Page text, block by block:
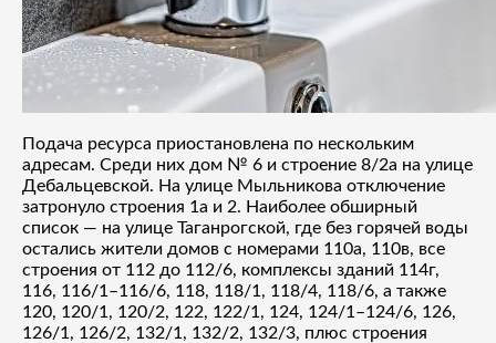
Подача ресурса приостановлена по нескольким
адресам. Среди них дом № 6 и строение 8/2а на улице
Дебальцевской. На улице Мыльникова отключение
затронуло строения 1а и 2. Наиболее обширный
список — на улице Таганрогской, где без горячей воды
остались жители домов с номерами 110а, 110в, все
строения от 112 до 112/6, комплексы зданий 114г,
116, 116/1–116/6, 118, 118/1, 118/4, 118/6, а также
120, 120/1, 120/2, 122, 122/1, 124, 124/1–124/6, 126,
126/1, 126/2, 132/1, 132/2, 132/3, плюс строения